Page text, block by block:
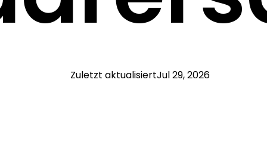
Zuletzt aktualisiertJul 29, 2026